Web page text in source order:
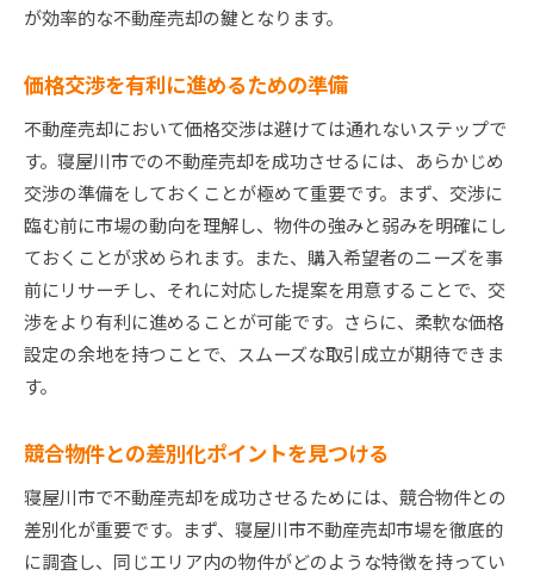
が効率的な不動産売却の鍵となります。
価格交渉を有利に進めるための準備
不動産売却において価格交渉は避けては通れないステップで
す。寝屋川市での不動産売却を成功させるには、あらかじめ
交渉の準備をしておくことが極めて重要です。まず、交渉に
臨む前に市場の動向を理解し、物件の強みと弱みを明確にし
ておくことが求められます。また、購入希望者のニーズを事
前にリサーチし、それに対応した提案を用意することで、交
渉をより有利に進めることが可能です。さらに、柔軟な価格
設定の余地を持つことで、スムーズな取引成立が期待できま
す。
競合物件との差別化ポイントを見つける
寝屋川市で不動産売却を成功させるためには、競合物件との
差別化が重要です。まず、寝屋川市不動産売却市場を徹底的
に調査し、同じエリア内の物件がどのような特徴を持ってい